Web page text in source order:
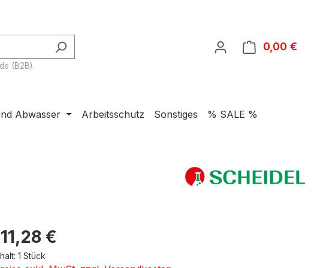
(B2B).
0,00 €
Abwasser Arbeitsschutz Sonstiges % SALE %
Preis:
€
1 Stück